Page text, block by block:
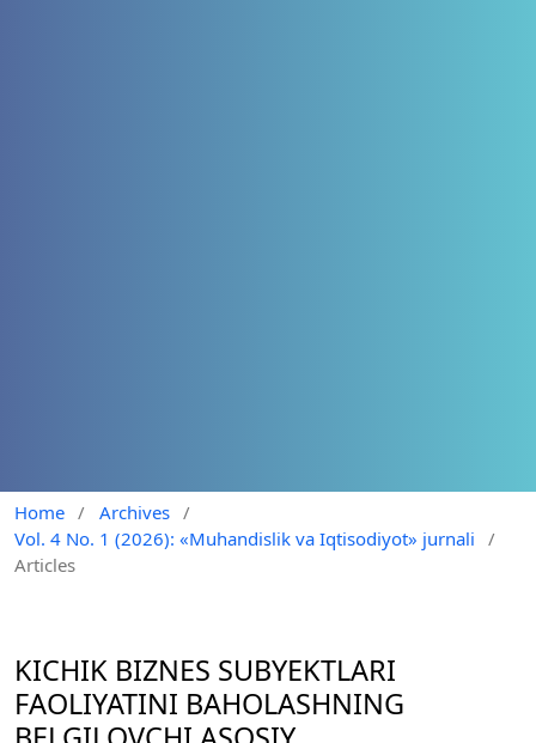
Home / Archives /
Vol. 4 No. 1 (2026): «Muhandislik va Iqtisodiyot» jurnali
/
Articles
KICHIK BIZNES SUBYEKTLARI
FAOLIYATINI BAHOLASHNING